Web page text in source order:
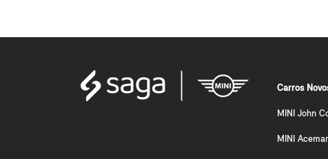
Carros
MINI John
MINI